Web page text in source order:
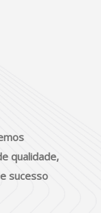
qualidade,
sucesso